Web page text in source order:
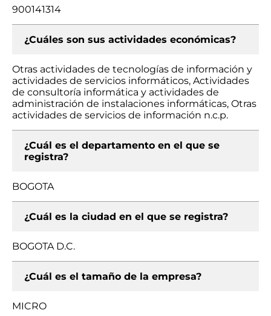
900141314
¿Cuáles son sus actividades económicas?
Otras actividades de tecnologías de información y
actividades de servicios informáticos, Actividades
de consultoría informática y actividades de
administración de instalaciones informáticas, Otras
actividades de servicios de información n.c.p.
¿Cuál es el departamento en el que se
registra?
BOGOTA
¿Cuál es la ciudad en el que se registra?
BOGOTA D.C.
¿Cuál es el tamaño de la empresa?
MICRO